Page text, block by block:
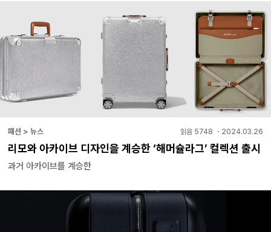
패션 > 뉴스 읽음 5748 ・ 2024.03.26
리모와 아카이브 디자인을 계승한 ‘해머슐라그’ 컬렉션 출시
과거 아카이브를 계승한